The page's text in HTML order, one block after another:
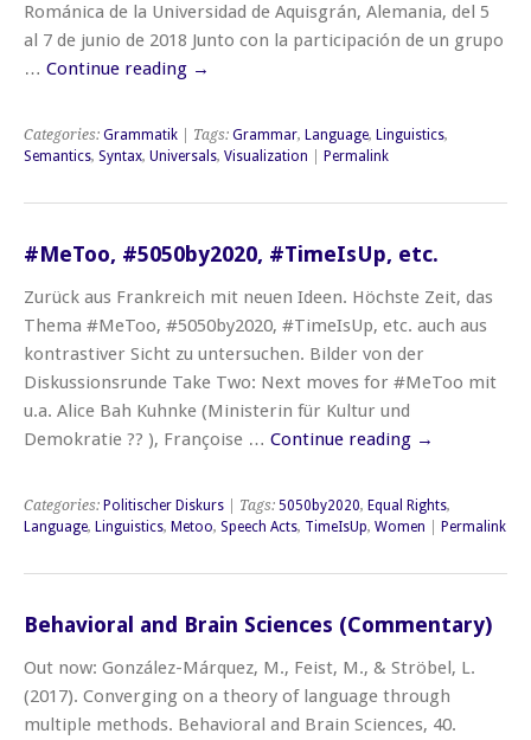
Románica de la Universidad de Aquisgrán, Alemania, del 5
al 7 de junio de 2018 Junto con la participación de un grupo
… Continue reading →
Categories: Grammatik | Tags: Grammar, Language, Linguistics,
Semantics, Syntax, Universals, Visualization Permalink
#MeToo, #5050by2020, #TimeIsUp, etc.
Zurück aus Frankreich mit neuen Ideen. Höchste Zeit, das
Thema #MeToo, #5050by2020, #TimeIsUp, etc. auch aus
kontrastiver Sicht zu untersuchen. Bilder von der
Diskussionsrunde Take Two: Next moves for #MeToo mit
u.a. Alice Bah Kuhnke (Ministerin für Kultur und
Demokratie ?? ), Françoise … Continue reading →
Categories: Politischer Diskurs | Tags: 5050by2020, Equal Rights,
Language, Linguistics, Metoo, Speech Acts, TimeIsUp, Women Permalink
Behavioral and Brain Sciences (Commentary)
Out now: González-Márquez, M., Feist, M., & Ströbel, L.
(2017). Converging on a theory of language through
multiple methods. Behavioral and Brain Sciences, 40.